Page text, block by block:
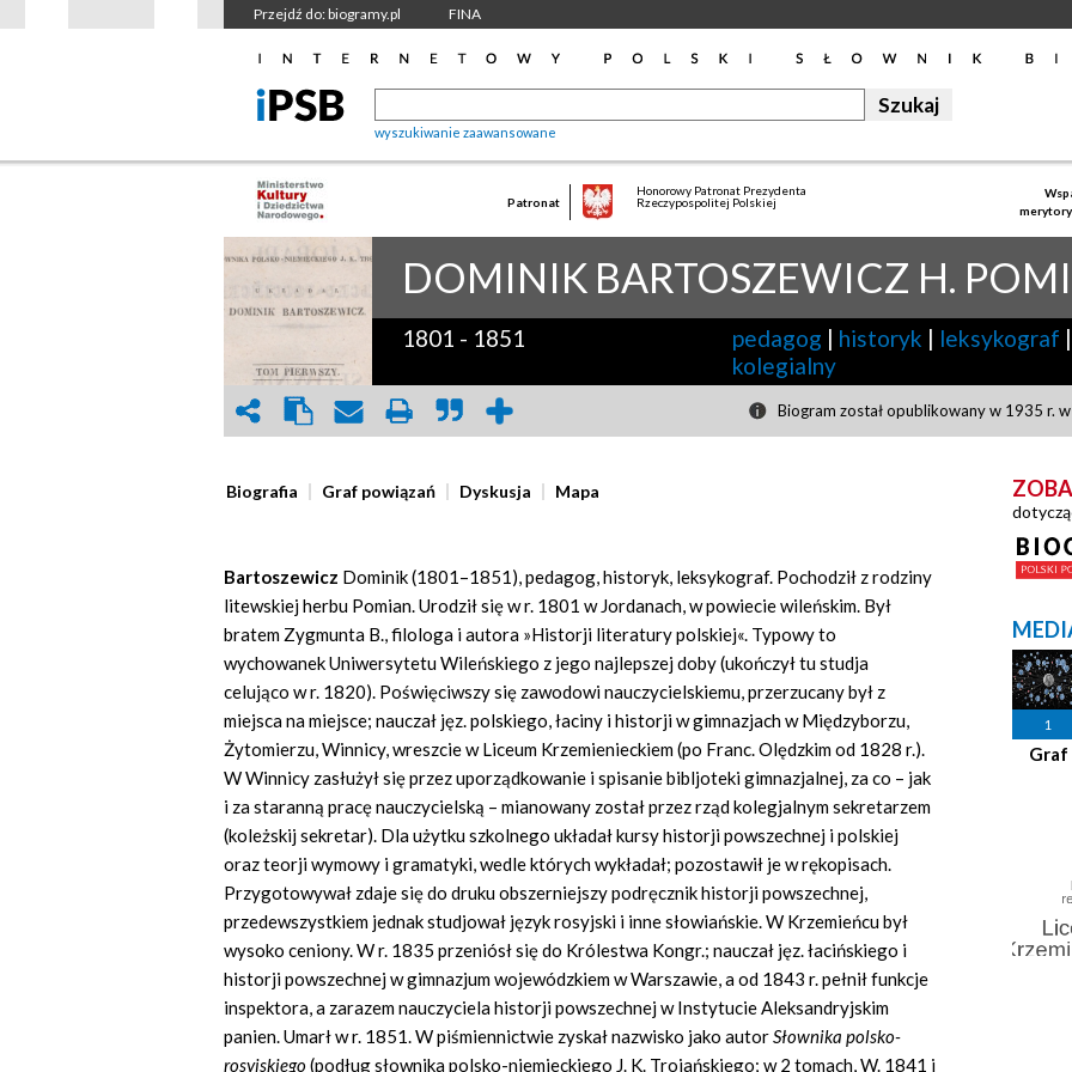
Przejdź do: biogramy.pl FINA
wyszukiwanie zaawansowane
Patronat
Honorowy Patronat Prezydenta
Rzeczypospolitej Polskiej
DOMINIK BARTOSZEWICZ H.
1801 - 1851 pedagog | historyk | leksykograf |
kolegialny
Biogram został opublikowany w 1935 r.
Biografia Graf powiązań Dyskusja Mapa
Bartoszewicz Dominik (1801–1851), pedagog, historyk, leksykograf. Pochodził z rodziny
litewskiej herbu Pomian. Urodził się w r. 1801 w Jordanach, w powiecie wileńskim. Był
bratem Zygmunta B., filologa i autora »Historji literatury polskiej«. Typowy to
wychowanek Uniwersytetu Wileńskiego z jego najlepszej doby (ukończył tu studja
celująco w r. 1820). Poświęciwszy się zawodowi nauczycielskiemu, przerzucany był z
miejsca na miejsce; nauczał jęz. polskiego, łaciny i historji w gimnazjach w Międzyborzu,
Żytomierzu, Winnicy, wreszcie w Liceum Krzemienieckiem (po Franc. Olędzkim od 1828 r.).
W Winnicy zasłużył się przez uporządkowanie i spisanie bibljoteki gimnazjalnej, za co – jak
i za staranną pracę nauczycielską – mianowany został przez rząd kolegjalnym sekretarzem
(koleżskij sekretar). Dla użytku szkolnego układał kursy historji powszechnej i polskiej
oraz teorji wymowy i gramatyki, wedle których wykładał; pozostawił je w rękopisach.
Przygotowywał zdaje się do druku obszerniejszy podręcznik historji powszechnej,
przedewszystkiem jednak studjował język rosyjski i inne słowiańskie. W Krzemieńcu był
wysoko ceniony. W r. 1835 przeniósł się do Królestwa Kongr.; nauczał jęz. łacińskiego i
historji powszechnej w gimnazjum wojewódzkiem w Warszawie, a od 1843 r. pełnił funkcje
inspektora, a zarazem nauczyciela historji powszechnej w Instytucie Aleksandryjskim
panien. Umarł w r. 1851. W piśmiennictwie zyskał nazwisko jako autorSłownika polsko-
rosyjskiego(podług słownika polsko-niemieckiego J. K. Trojańskiego; w 2 tomach, W. 1841 i
1
Graf